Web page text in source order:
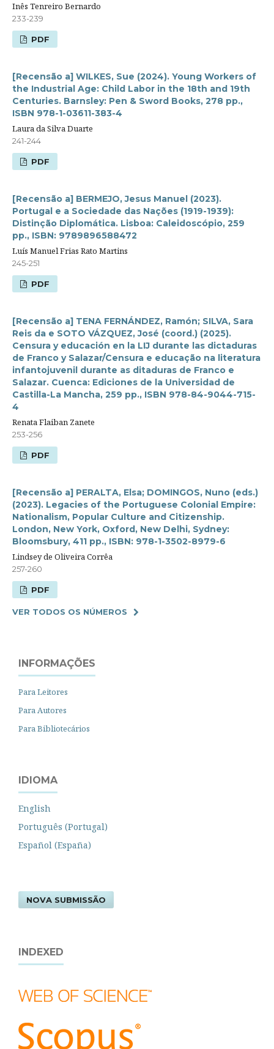
Inês Tenreiro Bernardo
233-239
PDF
[Recensão a] WILKES, Sue (2024). Young Workers of
the Industrial Age: Child Labor in the 18th and 19th
Centuries. Barnsley: Pen & Sword Books, 278 pp.,
ISBN 978-1-03611-383-4
Laura da Silva Duarte
241-244
PDF
[Recensão a] BERMEJO, Jesus Manuel (2023).
Portugal e a Sociedade das Nações (1919-1939):
Distinção Diplomática. Lisboa: Caleidoscópio, 259
pp., ISBN: 9789896588472
Luís Manuel Frias Rato Martins
245-251
PDF
[Recensão a] TENA FERNÁNDEZ, Ramón; SILVA, Sara
Reis da e SOTO VÁZQUEZ, José (coord.) (2025).
Censura y educación en la LIJ durante las dictaduras
de Franco y Salazar/Censura e educação na literatura
infantojuvenil durante as ditaduras de Franco e
Salazar. Cuenca: Ediciones de la Universidad de
Castilla-La Mancha, 259 pp., ISBN 978-84-9044-715-
4
Renata Flaiban Zanete
253-256
PDF
[Recensão a] PERALTA, Elsa; DOMINGOS, Nuno (eds.)
(2023). Legacies of the Portuguese Colonial Empire:
Nationalism, Popular Culture and Citizenship.
London, New York, Oxford, New Delhi, Sydney:
Bloomsbury, 411 pp., ISBN: 978-1-3502-8979-6
Lindsey de Oliveira Corrêa
257-260
PDF
VER TODOS OS NÚMEROS
INFORMAÇÕES
Para Leitores
Para Autores
Para Bibliotecários
IDIOMA
English
Português (Portugal)
Español (España)
NOVA SUBMISSÃO
INDEXED